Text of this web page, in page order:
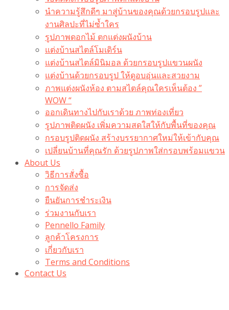
นำความรู้สึกดีๆ มาสู่บ้านของคุณด้วยกรอบรูปและ
งานศิลปะที่ไม่ซ้ำใคร
รูปภาพดอกไม้ ตกแต่งผนังบ้าน
แต่งบ้านสไตล์โมเดิร์น
แต่งบ้านสไตล์มินิมอล ด้วยกรอบรูปแขวนผนัง
แต่งบ้านด้วยกรอบรูป ให้ดูอบอุ่นและสวยงาม
ภาพแต่งผนังห้อง ตามสไตล์คุณใครเห็นต้อง ”
WOW “
ออกเดินทางไปกับเราด้วย ภาพท่องเที่ยว
รูปภาพติดผนัง เพิ่มความสดใสให้กับพื้นที่ของคุณ
กรอบรูปติดผนัง สร้างบรรยากาศใหม่ให้เข้ากับคุณ
เปลี่ยนบ้านที่คุณรัก ด้วยรูปภาพใส่กรอบพร้อมแขวน​
About Us
วิธีการสั่งซื้อ
การจัดส่ง
ยืนยันการชำระเงิน
ร่วมงานกับเรา
Pennello Family
ลูกค้าโครงการ
เกี่ยวกับเรา
Terms and Conditions
Contact Us